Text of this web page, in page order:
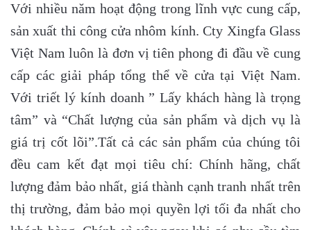
Với nhiều năm hoạt động trong lĩnh vực cung cấp,
sản xuất thi công cửa nhôm kính. Cty Xingfa Glass
Việt Nam luôn là đơn vị tiên phong đi đầu về cung
cấp các giải pháp tổng thể về cửa tại Việt Nam.
Với triết lý kính doanh ” Lấy khách hàng là trọng
tâm” và “Chất lượng của sản phẩm và dịch vụ là
giá trị cốt lõi”.Tất cả các sản phẩm của chúng tôi
đều cam kết đạt mọi tiêu chí: Chính hãng, chất
lượng đảm bảo nhất, giá thành cạnh tranh nhất trên
thị trường, đảm bảo mọi quyền lợi tối đa nhất cho